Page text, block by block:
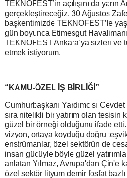
TEKNOFEST’in açılışını da yarın
gerçekleştireceğiz. 30 Ağustos
başkentimizde TEKNOFEST’le
gün boyunca Etimesgut
TEKNOFEST Ankara’ya sizleri ve
etmek istiyorum.
“KAMU-ÖZEL İŞ BİRLİĞİ”
Cumhurbaşkanı Yardımcısı
sıra nitelikli bir yatırım olan tesisin
güzel bir örneği olduğunu ifade
vizyon, ortaya koyduğu doğru
enstrümanlar, özel sektörün de
insan gücüyle böyle güzel
anlatan Yılmaz, Avrupa'dan Çin'e
özel sektör lityum demir fosfat